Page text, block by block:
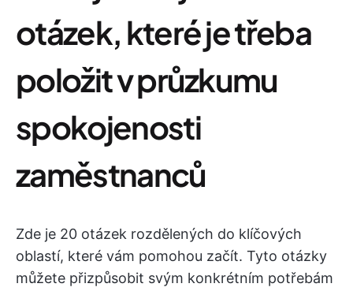
otázek, které je třeba
položit v průzkumu
spokojenosti
zaměstnanců
Zde je 20 otázek rozdělených do klíčových
oblastí, které vám pomohou začít. Tyto otázky
můžete přizpůsobit svým konkrétním potřebám